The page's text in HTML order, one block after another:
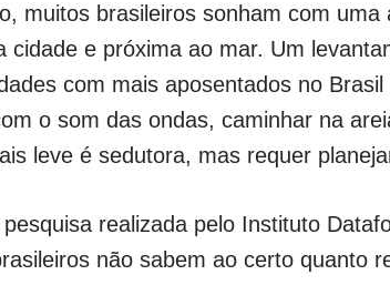
muitos brasileiros sonham com uma
cidade e próxima ao mar. Um
com mais aposentados no
o som das ondas, caminhar na
leve é sedutora, mas requer
realizada pelo Instituto
não sabem ao certo quanto